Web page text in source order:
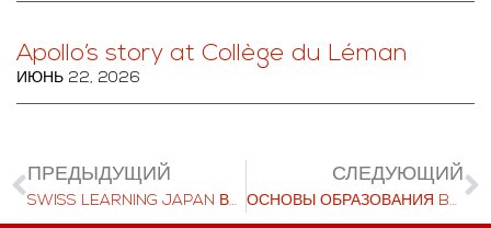
Apollo’s story at Collège du Léman
ИЮНЬ 22, 2026
ПРЕДЫДУЩИЙ
SWISS LEARNING JAPAN ВЫСТУПИТ НА ВЕБИНАРЕ ПО GENTOSHA
СЛЕДУЮЩИЙ
ОСНОВЫ ОБРАЗОВАНИЯ BEAU SOLEIL